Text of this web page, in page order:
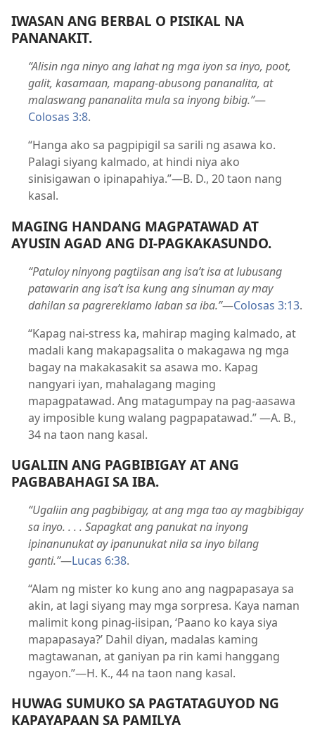
IWASAN ANG BERBAL O PISIKAL NA
PANANAKIT.
“Alisin nga ninyo ang lahat ng mga iyon sa inyo, poot,
galit, kasamaan, mapang-abusong pananalita, at
malaswang pananalita mula sa inyong bibig.”—
Colosas 3:8.
“Hanga ako sa pagpipigil sa sarili ng asawa ko.
Palagi siyang kalmado, at hindi niya ako
sinisigawan o ipinapahiya.”—B. D., 20 taon nang
kasal.
MAGING HANDANG MAGPATAWAD AT
AYUSIN AGAD ANG DI-PAGKAKASUNDO.
“Patuloy ninyong pagtiisan ang isa’t isa at lubusang
patawarin ang isa’t isa kung ang sinuman ay may
dahilan sa pagrereklamo laban sa iba.”—Colosas 3:13.
“Kapag nai-stress ka, mahirap maging kalmado, at
madali kang makapagsalita o makagawa ng mga
bagay na makakasakit sa asawa mo. Kapag
nangyari iyan, mahalagang maging
mapagpatawad. Ang matagumpay na pag-aasawa
ay imposible kung walang pagpapatawad.” —A. B.,
34 na taon nang kasal.
UGALIIN ANG PAGBIBIGAY AT ANG
PAGBABAHAGI SA IBA.
“Ugaliin ang pagbibigay, at ang mga tao ay magbibigay
sa inyo. . . . Sapagkat ang panukat na inyong
ipinanunukat ay ipanunukat nila sa inyo bilang
ganti.”—Lucas 6:38.
“Alam ng mister ko kung ano ang nagpapasaya sa
akin, at lagi siyang may mga sorpresa. Kaya naman
malimit kong pinag-iisipan, ‘Paano ko kaya siya
mapapasaya?’ Dahil diyan, madalas kaming
magtawanan, at ganiyan pa rin kami hanggang
ngayon.”—H. K., 44 na taon nang kasal.
HUWAG SUMUKO SA PAGTATAGUYOD NG
KAPAYAPAAN SA PAMILYA